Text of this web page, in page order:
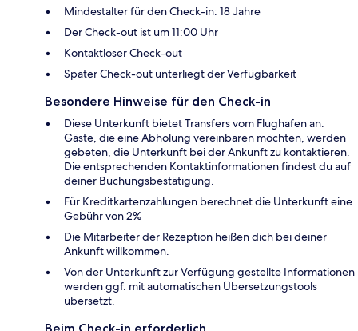
Mindestalter für den Check-in: 18 Jahre
Der Check-out ist um 11:00 Uhr
Kontaktloser Check-out
Später Check-out unterliegt der Verfügbarkeit
Besondere Hinweise für den Check-in
Diese Unterkunft bietet Transfers vom Flughafen an.
Gäste, die eine Abholung vereinbaren möchten, werden
gebeten, die Unterkunft bei der Ankunft zu kontaktieren.
Die entsprechenden Kontaktinformationen findest du auf
deiner Buchungsbestätigung.
Für Kreditkartenzahlungen berechnet die Unterkunft eine
Gebühr von 2%
Die Mitarbeiter der Rezeption heißen dich bei deiner
Ankunft willkommen.
Von der Unterkunft zur Verfügung gestellte Informationen
werden ggf. mit automatischen Übersetzungstools
übersetzt.